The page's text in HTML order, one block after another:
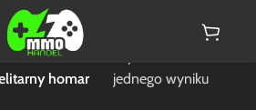
homar
jednego wyniku